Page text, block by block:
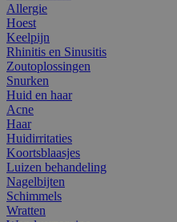
Allergie
Hoest
Keelpijn
Rhinitis en Sinusitis
Zoutoplossingen
Snurken
Huid en haar
Acne
Haar
Huidirritaties
Koortsblaasjes
Luizen behandeling
Nagelbijten
Schimmels
Wratten